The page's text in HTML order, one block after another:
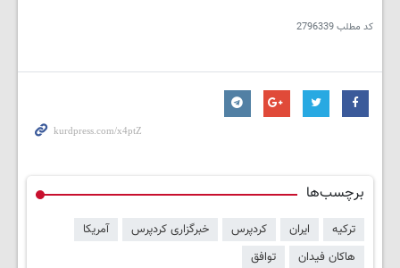
کد مطلب2796339
برچسب‌ها
ترکیه ایران کردپرس خبرگزاری کردپرس
آمریکا
هاکان فیدان
توافق